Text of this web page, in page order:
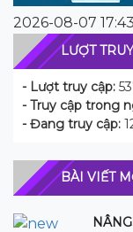
2026-08-07
LƯỢT
- Lượt truy cập:
- Truy cập trong
- Đang truy cập:
BÀI VIẾT